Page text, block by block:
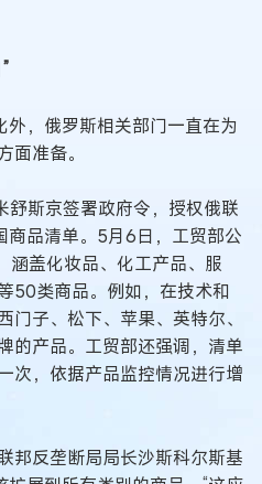
外，俄罗斯相关部门一直在为
面准备。
斯京签署政府令，授权俄联
商品清单。5月6日，工贸部公
涵盖化妆品、化工产品、服
50类商品。例如，在技术和
门子、松下、苹果、英特尔、
的产品。工贸部还强调，清单
次，依据产品监控情况进行增
邦反垄断局局长沙斯科尔斯基